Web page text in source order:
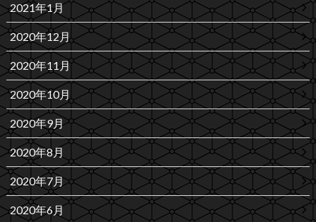
2021年1月
2020年12月
2020年11月
2020年10月
2020年9月
2020年8月
2020年7月
2020年6月